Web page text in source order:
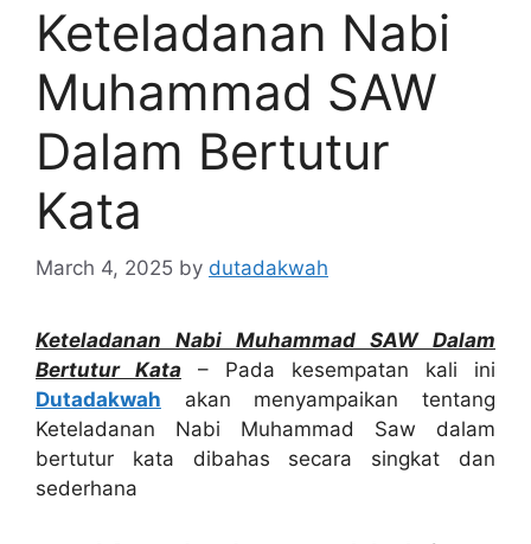
Keteladanan Nabi
Muhammad SAW
Dalam Bertutur
Kata
March 4, 2025 by dutadakwah
Keteladanan Nabi Muhammad SAW Dalam
Bertutur Kata – Pada kesempatan kali ini
Dutadakwah akan menyampaikan tentang
Keteladanan Nabi Muhammad Saw dalam
bertutur kata dibahas secara singkat dan
sederhana